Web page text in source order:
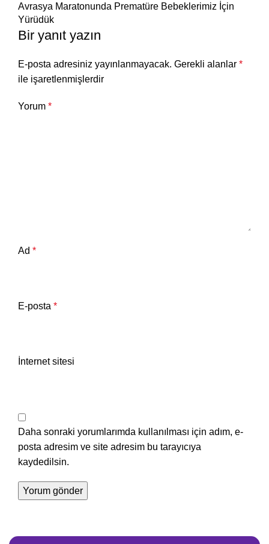
Avrasya Maratonunda Prematüre Bebeklerimiz İçin
Yürüdük
Bir yanıt yazın
E-posta adresiniz yayınlanmayacak. Gerekli alanlar *
ile işaretlenmişlerdir
Yorum *
Ad *
E-posta *
İnternet sitesi
Daha sonraki yorumlarımda kullanılması için adım, e-
posta adresim ve site adresim bu tarayıcıya
kaydedilsin.